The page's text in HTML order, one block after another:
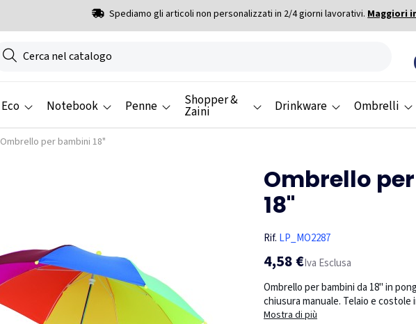
Spediamo gli articoli non personalizzati in 2/4 giorni lavorativi.Maggiori
Eco Notebook Penne Shopper &
Zaini Drinkware Ombrelli
Ombrello per bambini 18"
Ombrello
18"
Rif. LP_MO2287
4,58 €Iva Esclusa
Ombrello per bambini da 18'' in
chiusura manuale. Telaio e
Mostra di più